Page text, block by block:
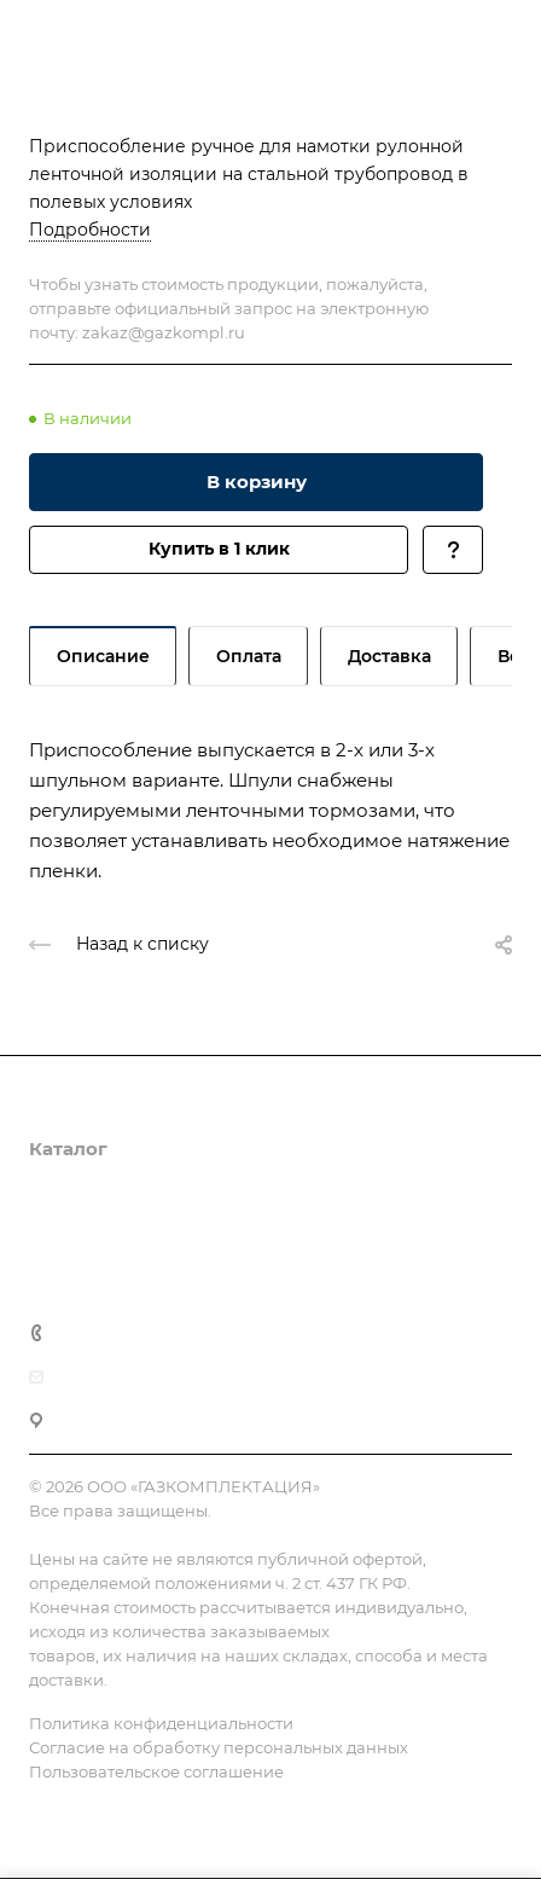
Приспособление ручное для намотки рулонной
ленточной изоляции на стальной трубопровод в
полевых условиях
Подробности
Чтобы узнать стоимость продукции, пожалуйста,
отправьте официальный запрос на электронную
почту: zakaz@gazkompl.ru
В наличии
В корзину
Купить в 1 клик
Описание Оплата Доставка
Приспособление выпускается в 2-х или 3-х
шпульном варианте. Шпули снабжены
регулируемыми ленточными тормозами, что
позволяет устанавливать необходимое натяжение
пленки.
Назад к списку
Каталог
© 2026 ООО «ГАЗКОМПЛЕКТАЦИЯ»
Все права защищены.
Цены на сайте не являются публичной офертой,
определяемой положениями ч. 2 ст. 437 ГК РФ.
Конечная стоимость рассчитывается индивидуально,
исходя из количества заказываемых
товаров, их наличия на наших складах, способа и места
доставки.
Политика конфиденциальности
Согласие на обработку персональных данных
Пользовательское соглашение